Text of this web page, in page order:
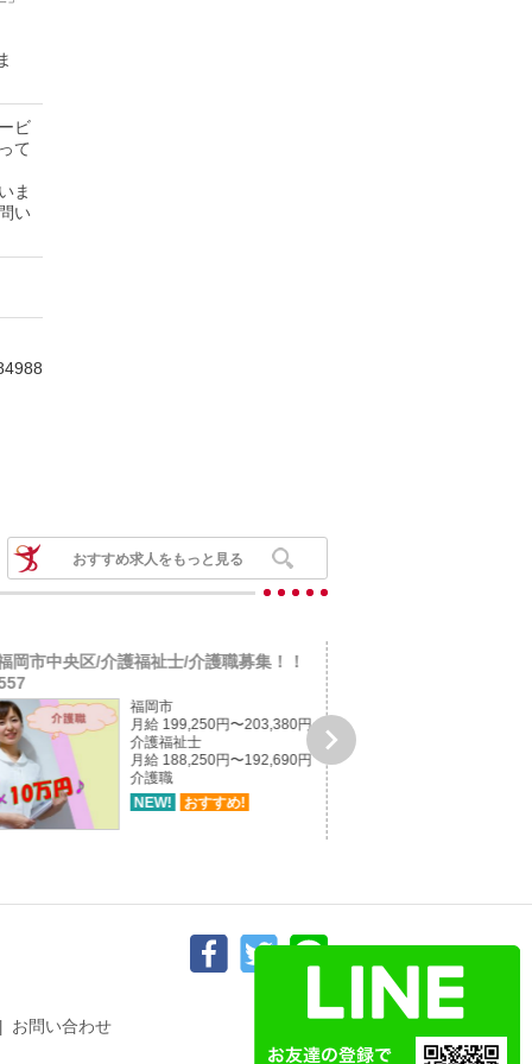
ビ
て
ま
い
おすすめ求人をもっと見る
岡市中央区/介護福祉士/介護職募集！！
福岡市
月給 199,250円〜203,380円
介護福祉士
月給 188,250円〜192,690円
介護職
NEW!
おすすめ!

お問い合わせ